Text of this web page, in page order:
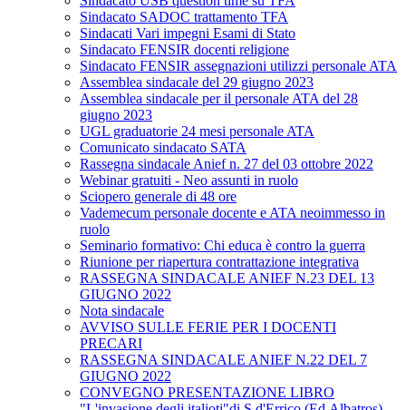
Sindacato SADOC trattamento TFA
Sindacati Vari impegni Esami di Stato
Sindacato FENSIR docenti religione
Sindacato FENSIR assegnazioni utilizzi personale ATA
Assemblea sindacale del 29 giugno 2023
Assemblea sindacale per il personale ATA del 28
giugno 2023
UGL graduatorie 24 mesi personale ATA
Comunicato sindacato SATA
Rassegna sindacale Anief n. 27 del 03 ottobre 2022
Webinar gratuiti - Neo assunti in ruolo
Sciopero generale di 48 ore
Vademecum personale docente e ATA neoimmesso in
ruolo
Seminario formativo: Chi educa è contro la guerra
Riunione per riapertura contrattazione integrativa
RASSEGNA SINDACALE ANIEF N.23 DEL 13
GIUGNO 2022
Nota sindacale
AVVISO SULLE FERIE PER I DOCENTI
PRECARI
RASSEGNA SINDACALE ANIEF N.22 DEL 7
GIUGNO 2022
CONVEGNO PRESENTAZIONE LIBRO